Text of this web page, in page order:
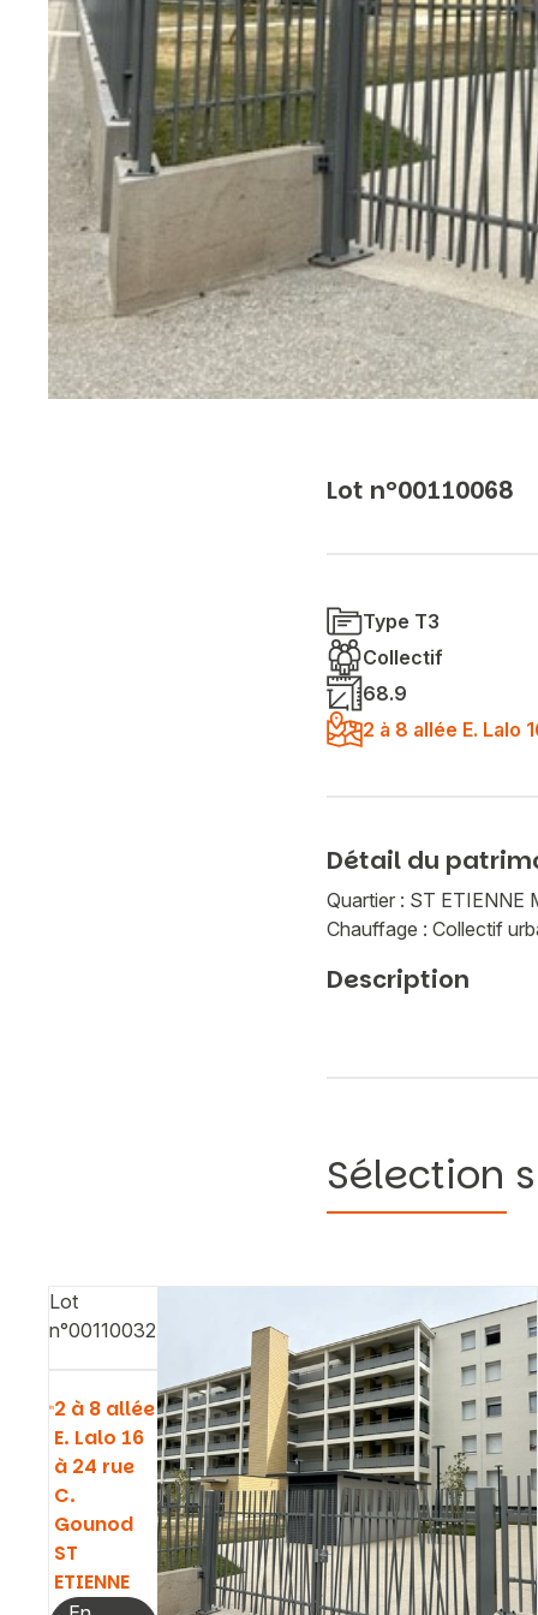
Lot n°00110068
Type T3
Collectif
68.9
2 à 8 allée E. Lalo
Détail du
Quartier : ST ETIENNE
Chauffage : Collectif
Description
Sélection
Lot
n°00110032
2 à 8 allée
E. Lalo 16
à 24 rue
C.
Gounod
ST
ETIENNE